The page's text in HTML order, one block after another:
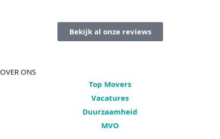
Bekijk al onze reviews
OVER ONS
Top Movers
Vacatures
Duurzaamheid
MVO